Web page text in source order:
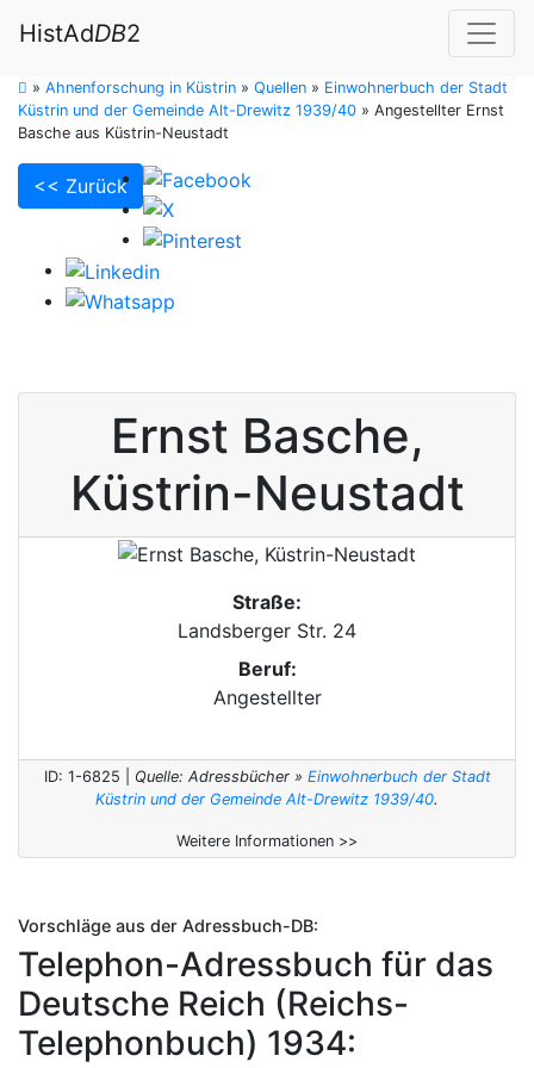
HistAdDB2
» Ahnenforschung in Küstrin » Quellen » Einwohnerbuch der Stadt
Küstrin und der Gemeinde Alt-Drewitz 1939/40 » Angestellter Ernst
Basche aus Küstrin-Neustadt
<< Zurück
Ernst Basche,
Küstrin-Neustadt
Straße:
Landsberger Str. 24
Beruf:
Angestellter
ID: 1-6825 | Quelle: Adressbücher » Einwohnerbuch der Stadt
Küstrin und der Gemeinde Alt-Drewitz 1939/40.
Weitere Informationen >>
Vorschläge aus der Adressbuch-DB:
Telephon-Adressbuch für das
Deutsche Reich (Reichs-
Telephonbuch) 1934: